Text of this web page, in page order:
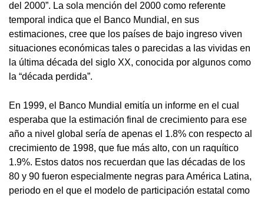
del 2000”. La sola mención del 2000 como referente
temporal indica que el Banco Mundial, en sus
estimaciones, cree que los países de bajo ingreso viven
situaciones económicas tales o parecidas a las vividas en
la última década del siglo XX, conocida por algunos como
la “década perdida”.
En 1999, el Banco Mundial emitía un informe en el cual
esperaba que la estimación final de crecimiento para ese
año a nivel global sería de apenas el 1.8% con respecto al
crecimiento de 1998, que fue más alto, con un raquítico
1.9%. Estos datos nos recuerdan que las décadas de los
80 y 90 fueron especialmente negras para América Latina,
periodo en el que el modelo de participación estatal como